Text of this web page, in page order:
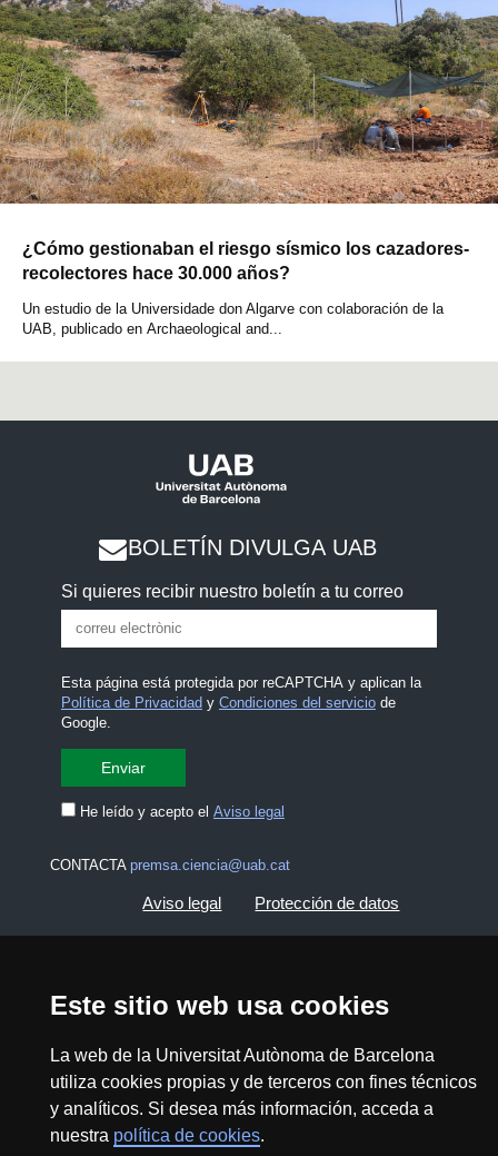
Este sitio web usa cookies
La web de la Universitat Autònoma de Barcelona
utiliza cookies propias y de terceros con fines técnicos
y analíticos. Si desea más información, acceda a
nuestra política de cookies.
¿Cómo gestionaban el riesgo sísmico los cazadores-
recolectores hace 30.000 años?
Un estudio de la Universidade don Algarve con colaboración de la
UAB, publicado en Archaeological and...
BOLETÍN DIVULGA UAB
Si quieres recibir nuestro boletín a tu correo
Esta página está protegida por reCAPTCHA y aplican la
Política de Privacidad y Condiciones del serviciode
Google.
He leído y acepto el Aviso legal
CONTACTA premsa.ciencia@uab.cat
Aviso legal Protección de datos
Mapa del web UAB
2026 Divulga UAB - Commons Reconocimiento -
No Comercial (CC BY NC) - ISSN: 2014-6388
View low-bandwidth version